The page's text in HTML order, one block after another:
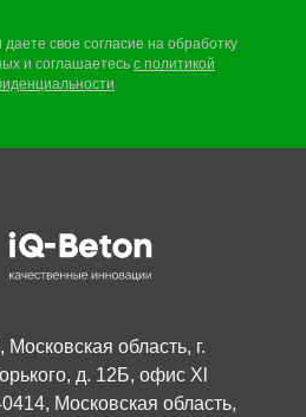
свое согласие на обработку
и соглашаетесь c политикой
область, г.
д. 12Б, офис Xl
Московская область,